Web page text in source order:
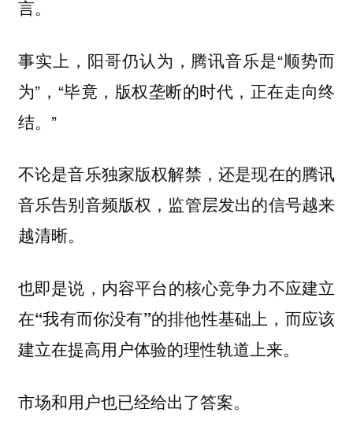
言。
事实上，阳哥仍认为，腾讯音乐是“顺势而
为”，“毕竟，版权垄断的时代，正在走向终
结。”
不论是音乐独家版权解禁，还是现在的腾讯
音乐告别音频版权，监管层发出的信号越来
越清晰。
也即是说， 内容平台的核心竞争力不应建立
在“我有而你没有”的排他性基础上，而应该
建立在提高用户体验的理性轨道上来。
市场和用户也已经给出了答案。